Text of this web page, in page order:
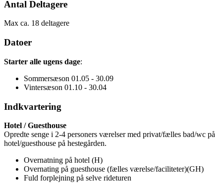
Antal Deltagere
Max ca. 18 deltagere
Datoer
Starter alle ugens dage:
Sommersæson 01.05 - 30.09
Vintersæson 01.10 - 30.04
Indkvartering
Hotel / Guesthouse
Opredte senge i 2-4 personers værelser med privat/fælles bad/wc på
hotel/guesthouse på hestegården.
Overnatning på hotel (H)
Overnating på guesthouse (fælles værelse/faciliteter)(GH)
Fuld forplejning på selve rideturen